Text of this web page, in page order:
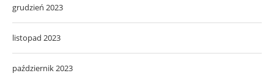
grudzień 2023
listopad 2023
październik 2023